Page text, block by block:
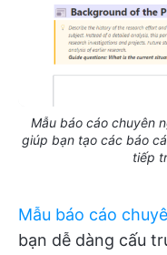
Mẫu báo cáo chuyên
giúp bạn tạo các báo
tiếp
Mẫu báo cáo
bạn dễ dàng cấu